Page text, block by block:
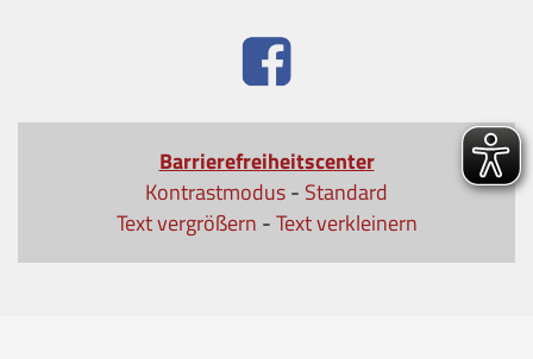
Barrierefreiheitscenter
Kontrastmodus- Standard
Text vergrößern -Text verkleinern